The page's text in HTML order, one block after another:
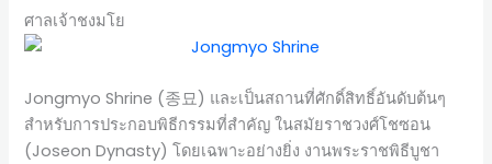
ศาลเจ้าชงมโย
Jongmyo Shrine (종묘) และเป็นสถานที่ศักดิ์สิทธิ์อันดับต้นๆ
สำหรับการประกอบพิธีกรรมที่สำคัญ ในสมัยราชวงศ์โชซอน
(Joseon Dynasty) โดยเฉพาะอย่างยิ่ง งานพระราชพิธีบูชา